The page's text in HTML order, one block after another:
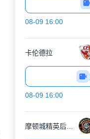
08-09 16:00
卡伦德拉
08-09 16:00